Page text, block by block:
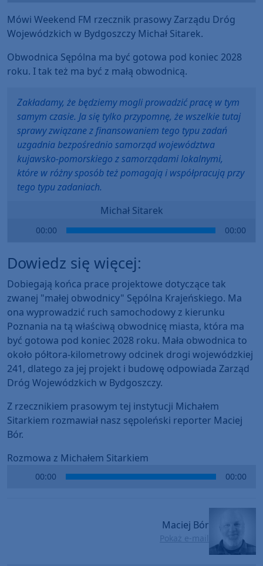
Mówi Weekend FM rzecznik prasowy Zarządu Dróg
Wojewódzkich w Bydgoszczy Michał Sitarek.
Obwodnica Sępólna ma być gotowa pod koniec 2028
roku. I tak też ma być z małą obwodnicą.
Zakładamy, że będziemy mogli prowadzić pracę w tym
samym czasie. Ja się tylko przypomnę, że wszelkie tutaj
sprawy związane z finansowaniem tego typu zadań
uzgadnia bezpośrednio samorząd województwa
kujawsko-pomorskiego z samorządami lokalnymi,
które w różny sposób też pomagają i współpracują przy
tego typu zadaniach.
Michał Sitarek
00:00 00:00
Dowiedz się więcej:
Dobiegają końca prace projektowe dotyczące tak
zwanej "małej obwodnicy" Sępólna Krajeńskiego. Ma
ona wyprowadzić ruch samochodowy z kierunku
Poznania na tą właściwą obwodnicę miasta, która ma
być gotowa pod koniec 2028 roku. Mała obwodnica to
około półtora-kilometrowy odcinek drogi wojewódzkiej
241, dlatego za jej projekt i budowę odpowiada Zarząd
Dróg Wojewódzkich w Bydgoszczy.
Z rzecznikiem prasowym tej instytucji Michałem
Sitarkiem rozmawiał nasz sępoleński reporter Maciej
Bór.
Rozmowa z Michałem Sitarkiem
00:00 00:00
Maciej Bór
Pokaż e-mail